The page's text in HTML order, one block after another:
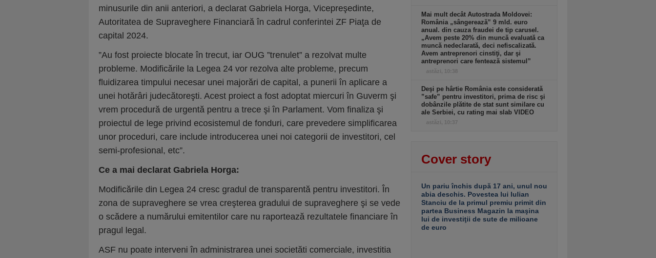
minusurile din anii anteriori, a declarat Gabriela Horga, Vicepreşedinte,
Autoritatea de Supraveghere Financiară în cadrul conferintei ZF Piaţa de
capital 2024.
”Au fost proiecte blocate în trecut, iar OUG ”trenulet” a rezolvat multe
probleme. Modificările la Legea 24 vor rezolva alte probleme, precum
fluidizarea timpului necesar unei majorări de capital, a punerii în aplicare a
unei hotărâri judecătoreşti. Acest proiect a fost adoptat miercuri în Guverm şi
vrem procedură de urgentă pentru a trece şi în Parlament. Vom finaliza şi
proiectul de lege privind ecosistemul de fonduri, care prevedere simplificarea
unor proceduri, care include introducerea unei noi categorii de investitori, cel
semi-profesional, etc”.
Ce a mai declarat Gabriela Horga:
Modificările din Legea 24 cresc gradul de transparentă pentru investitori. În
zona de supraveghere se vrea creşterea gradului de supraveghere şi se vede
o scădere a numărului emitentilor care nu raportează rezultatele financiare în
pragul legal.
ASF nu poate interveni în administrarea unei societăti comerciale, investitia
Mai mult decât Autostrada Moldovei:
România „sângerează” 9 mld. euro
anual. din cauza fraudei de tip carusel.
„Avem peste 20% din muncă evaluată ca
muncă nedeclarată, deci nefiscalizată.
Avem antreprenori cinstiţi, dar şi
antreprenori care fentează sistemul”
astăzi, 10:38
Deşi pe hârtie România este considerată
”safe” pentru investitori, prima de risc şi
dobânzile plătite de stat sunt similare cu
ale Serbiei, cu rating mai slab VIDEO
astăzi, 10:37
Cover story
Un pariu închis după 17 ani, unul nou
abia deschis. Povestea lui Iulian
Stanciu de la primul premiu primit din
partea Business Magazin la maşina
lui de investiţii de sute de milioane
de euro